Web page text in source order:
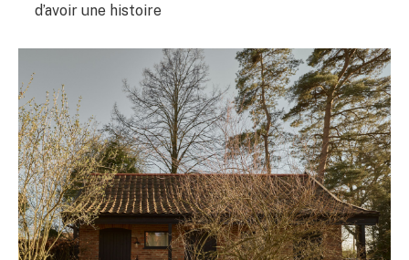
d’avoir une histoire